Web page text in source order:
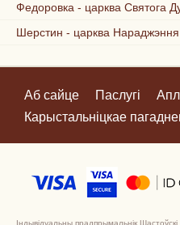
Федоровка - царква Святога
Шерстин - царква
Аб сайце Паслугі
Карыстальніцкае
Індывідуальны прадпрымальнік